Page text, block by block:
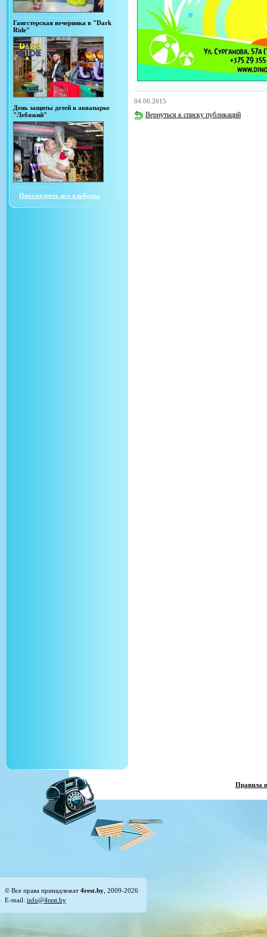
Гангстерская вечеринка в "Dark
Ride"
День защиты детей в аквапарке
"Лебяжий"
Просмотреть все альбомы
04.06.2015
Вернуться к списку публикаций
Правила
© Все права принадлежат 4rest.by , 2009-2026
E-mail: info@4rest.by